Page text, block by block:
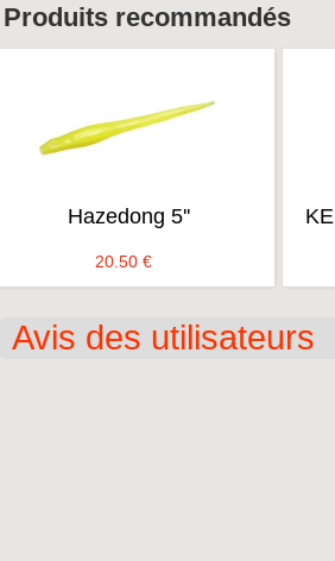
Produits recommandés
Hazedong 5''
20.50€
Avis des utilisateurs